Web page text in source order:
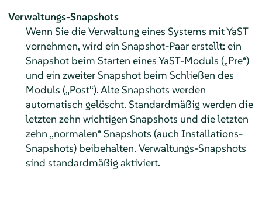
Verwaltungs-Snapshots
Wenn Sie die Verwaltung eines Systems mit YaST
vornehmen, wird ein Snapshot-Paar erstellt: ein
Snapshot beim Starten eines YaST-Moduls („Pre“)
und ein zweiter Snapshot beim Schließen des
Moduls („Post“). Alte Snapshots werden
automatisch gelöscht. Standardmäßig werden die
letzten zehn wichtigen Snapshots und die letzten
zehn „normalen“Snapshots (auch Installations-
Snapshots) beibehalten. Verwaltungs-Snapshots
sind standardmäßig aktiviert.